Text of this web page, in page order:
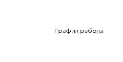
График работы